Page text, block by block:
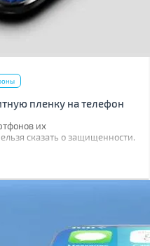
пленку на телефон
их
сказать о защищенности.
уязвимы к механическим